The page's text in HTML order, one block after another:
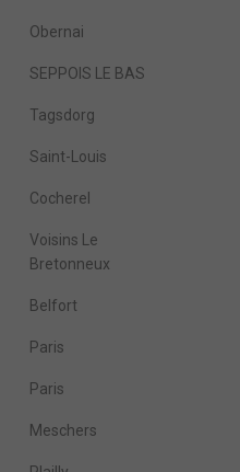
Obernai
SEPPOIS LE BAS
Tagsdorg
Saint-Louis
Cocherel
Voisins Le
Bretonneux
Belfort
Paris
Paris
Meschers